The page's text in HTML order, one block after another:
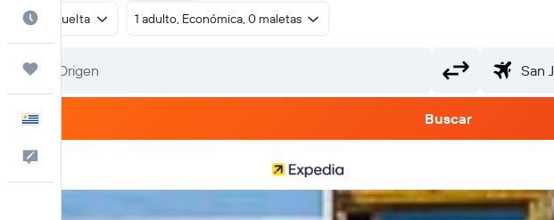
Cuándo ir
Trips
Ida y vuelta 1 adulto, Económica, 0 maletas
Buscar